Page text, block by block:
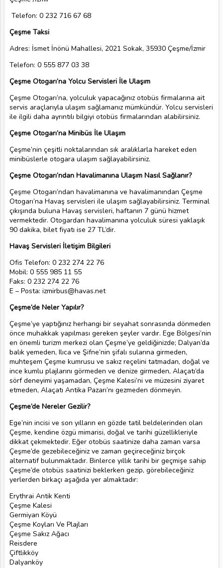
Telefon: 0 232 716 67 68
Çeşme Taksi
Adres: İsmet İnönü Mahallesi, 2021 Sokak, 35930 Çeşme/İzmir
Telefon: 0 555 877 03 38
Çeşme Otogarı’na Yolcu Servisleri İle Ulaşım
Çeşme Otogarı’na, yolculuk yapacağınız otobüs firmalarına ait
servis araçlarıyla ulaşım sağlamanız mümkündür. Yolcu servisleri
ile ilgili daha ayrıntılı bilgiyi otobüs firmalarından alabilirsiniz.
Çeşme Otogarı’na Minibüs İle Ulaşım
Çeşme’nin çeşitli noktalarından sık aralıklarla hareket eden
minibüslerle otogara ulaşım sağlayabilirsiniz.
Çeşme Otogarı’ndan Havalimanına Ulaşım Nasıl Sağlanır?
Çeşme Otogarı’ndan havalimanına ve havalimanından Çeşme
Otogarı’na Havaş servisleri ile ulaşım sağlayabilirsiniz. Terminal
çıkışında buluna Havaş servisleri, haftanın 7 günü hizmet
vermektedir. Otogardan havalimanına yolculuk süresi yaklaşık
90 dakika, bilet fiyatı ise 27 TL’dir.
Havaş Servisleri İletişim Bilgileri
Ofis Telefon: 0 232 274 22 76
Mobil: 0 555 985 11 55
Faks: 0 232 274 22 76
E – Posta: izmirbus@havas.net
Çeşme’de Neler Yapılır?
Çeşme’ye yaptığınız herhangi bir seyahat sonrasında dönmeden
önce muhakkak yapılması gereken şeyler vardır. Ege Bölgesi’nin
en önemli turizm merkezi olan Çeşme’ye geldiğinizde; Dalyan’da
balık yemeden, Ilıca ve Şifne’nin şifalı sularına girmeden,
muhteşem Çeşme kumrusu ve sakız reçelini tatmadan, doğal ve
ince kumlu plajlarını görmeden ve denize girmeden, Alaçatı’da
sörf deneyimi yaşamadan, Çeşme Kalesi’ni ve müzesini ziyaret
etmeden, Alaçatı Antika Pazarı’nı gezmeden dönmeyin.
Çeşme’de Nereler Gezilir?
Ege’nin incisi ve son yılların en gözde tatil beldelerinden olan
Çeşme, kendine özgü mimarisi, doğal ve tarihi güzellikleriyle
dikkat çekmektedir. Eğer otobüs saatinize daha zaman varsa
Çeşme’de gezebileceğiniz ve zaman geçireceğiniz birçok
alternatif bulunmaktadır. Binlerce yıllık tarihi bir geçmişe sahip
Çeşme’de otobüs saatinizi beklerken gezip, görebileceğiniz
yerlerden birkaçı aşağıda yer almaktadır:
Erythrai Antik Kenti
Çeşme Kalesi
Germiyan Köyü
Çeşme Koyları Ve Plajları
Çeşme Sakız Ağacı
Reisdere
Çiftlikköy
Dalyanköy